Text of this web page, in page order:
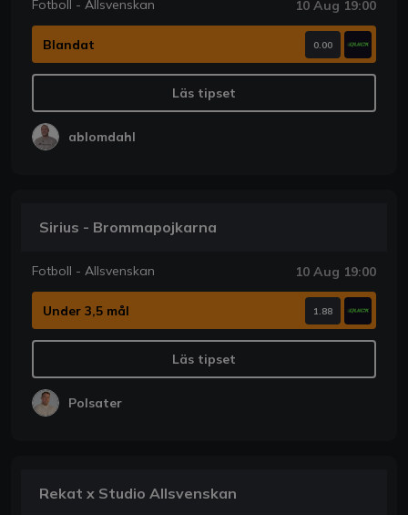
Fotboll - Allsvenskan 10 Aug 19:00
Blandat 0.00
Läs tipset
ablomdahl
Sirius - Brommapojkarna
Fotboll - Allsvenskan 10 Aug 19:00
Under 3,5 mål 1.88
Läs tipset
Polsater
Rekat x Studio Allsvenskan